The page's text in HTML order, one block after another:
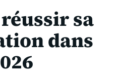
sa
dans